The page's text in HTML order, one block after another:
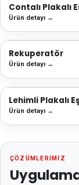
Contalı Plakalı
Ürün detayı →
Rekuperatör
Ürün detayı →
Lehimli Plakalı
Ürün detayı →
ÇÖZÜMLERIMIZ